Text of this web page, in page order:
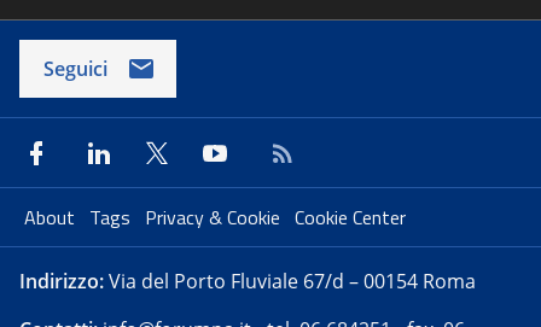
Seguici
About Tags Privacy & Cookie Cookie Center
Indirizzo:Via del Porto Fluviale 67/d – 00154 Roma